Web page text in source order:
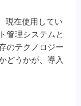
現在使用してい
管理システムと
のテクノロジー
どうかが、導入